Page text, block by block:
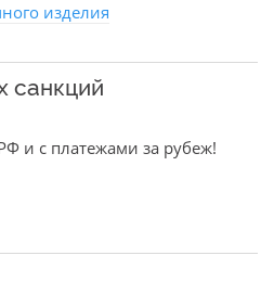
изделия
санкций
и с платежами за рубеж!